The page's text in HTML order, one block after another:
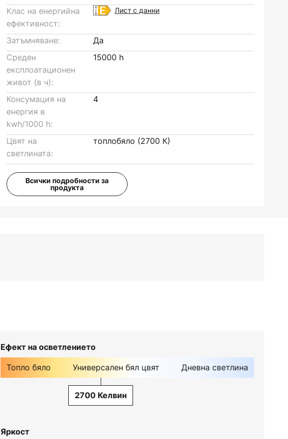
Клас на енергийна
ефективност:
Лист с данни
Затъмняване:
Да
Среден
експлоатационен
живот (в ч):
15000 h
Консумация на
енергия в
kwh/1000 h:
4
Цвят на
светлината:
топлобяло (2700 К)
Всички подробности за
продукта
Ефект на осветлението
Топло бяло Универсален бял цвят Дневна светлина
2700 Келвин
Яркост